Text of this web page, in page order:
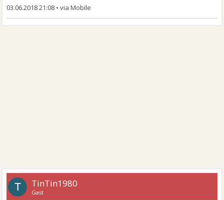
03.06.2018 21:08 •
T TinTin1980
Gast